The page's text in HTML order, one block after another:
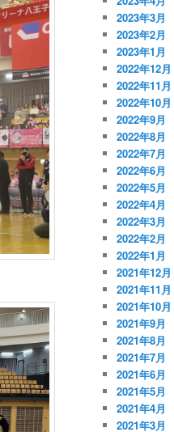
2023年3月
2023年2月
2023年1月
2022年12月
2022年11月
2022年10月
2022年9月
2022年8月
2022年7月
2022年6月
2022年5月
2022年4月
2022年3月
2022年2月
2022年1月
2021年12月
2021年11月
2021年10月
2021年9月
2021年8月
2021年7月
2021年6月
2021年5月
2021年4月
2021年3月